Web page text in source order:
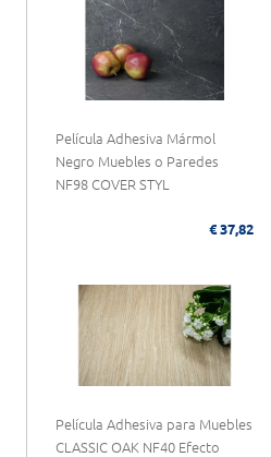
Película Adhesiva Mármol
Negro Muebles o Paredes
NF98 COVER STYL
€ 37,82
Película Adhesiva para Muebles
CLASSIC OAK NF40 Efecto